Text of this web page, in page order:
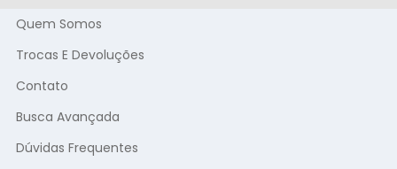
Quem Somos
Trocas E Devoluções
Contato
Busca Avançada
Dúvidas Frequentes